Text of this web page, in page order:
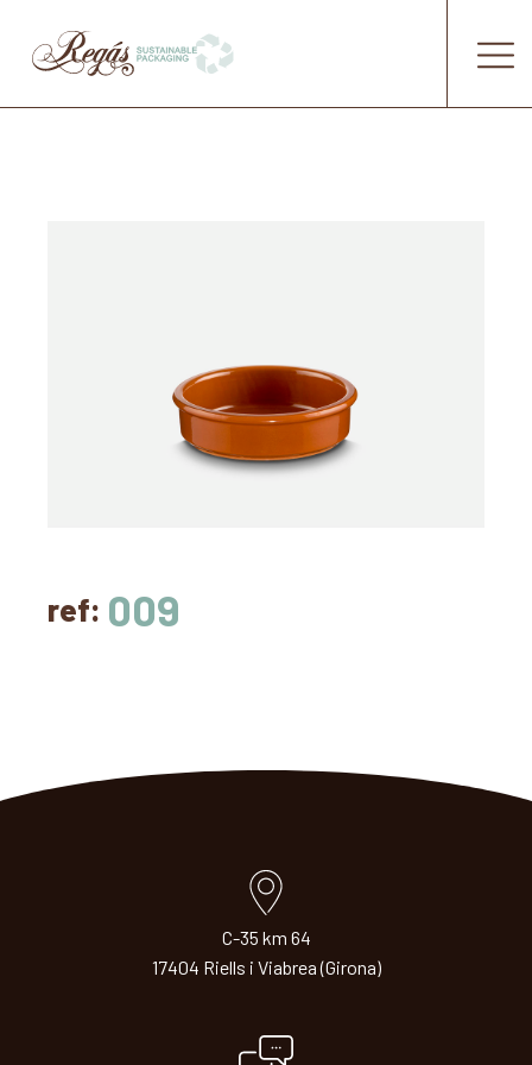
ref: 009
C-35 km 64
17404 Riells i Viabrea (Girona)